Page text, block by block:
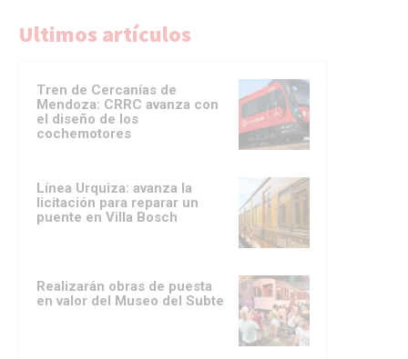
Ultimos artículos
Tren de Cercanías de
Mendoza: CRRC avanza con
el diseño de los
cochemotores
Línea Urquiza: avanza la
licitación para reparar un
puente en Villa Bosch
Realizarán obras de puesta
en valor del Museo del Subte